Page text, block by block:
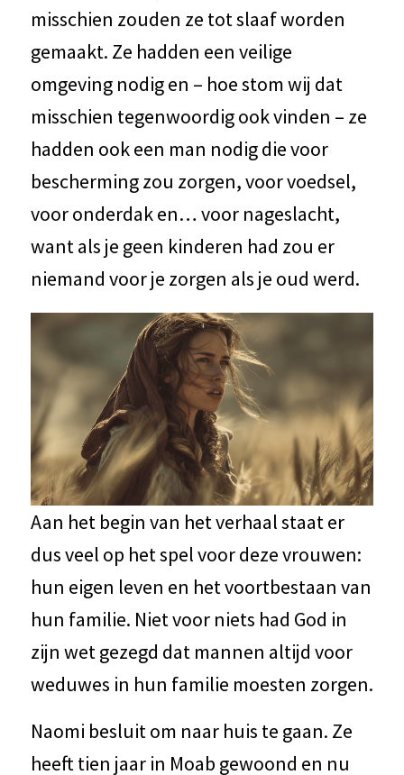
misschien zouden ze tot slaaf worden
gemaakt. Ze hadden een veilige
omgeving nodig en – hoe stom wij dat
misschien tegenwoordig ook vinden – ze
hadden ook een man nodig die voor
bescherming zou zorgen, voor voedsel,
voor onderdak en… voor nageslacht,
want als je geen kinderen had zou er
niemand voor je zorgen als je oud werd.
Aan het begin van het verhaal staat er
dus veel op het spel voor deze vrouwen:
hun eigen leven en het voortbestaan van
hun familie. Niet voor niets had God in
zijn wet gezegd dat mannen altijd voor
weduwes in hun familie moesten zorgen.
Naomi besluit om naar huis te gaan. Ze
heeft tien jaar in Moab gewoond en nu